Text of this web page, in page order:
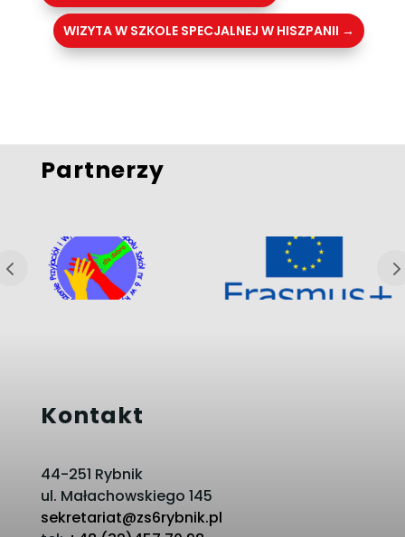
WIZYTA W SZKOLE SPECJALNEJ W HISZPANII →
Partnerzy
Kontakt
44-251 Rybnik
ul. Małachowskiego 145
sekretariat@zs6rybnik.pl